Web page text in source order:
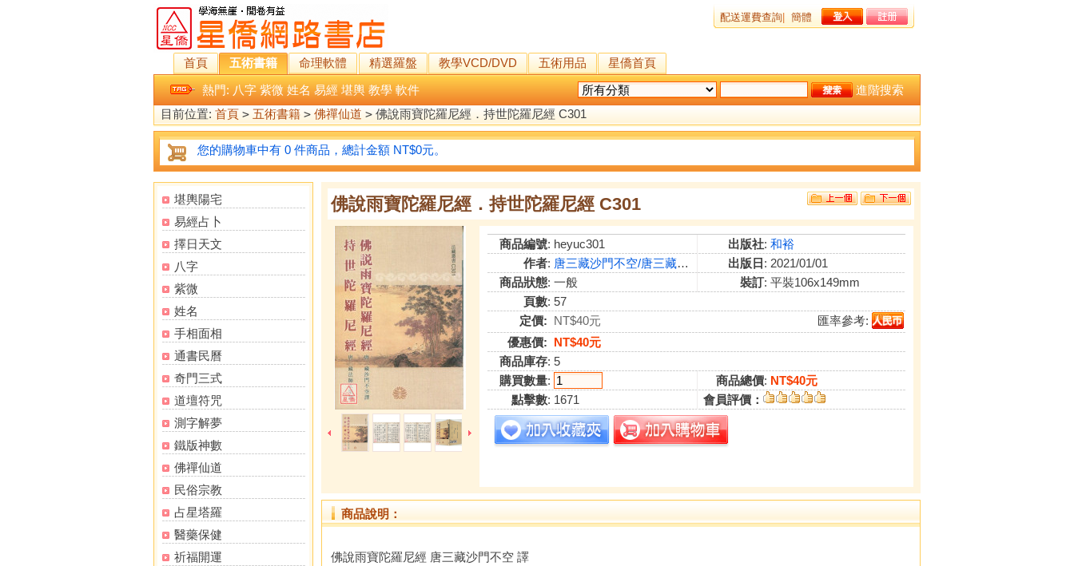
配送運費查詢 簡體
首頁 五術書籍 命理軟體 精選羅盤 教學VCD/DVD 五術用品
星僑首頁
熱門: 八字 紫微 姓名 易經 堪輿 教學 軟件
進階搜索
目前位置: 首頁 > 五術書籍 > 佛禪仙道 > 佛說雨寶陀羅尼經．持世陀羅尼經 C301
您的購物車中有 0 件商品，總計金額 NT$0元。
堪輿陽宅
易經占卜
擇日天文
八字
紫微
姓名
手相面相
通書民曆
奇門三式
道壇符咒
測字解夢
鐵版神數
佛禪仙道
民俗宗教
占星塔羅
醫藥保健
祈福開運
佛說雨寶陀羅尼經．持世陀羅尼經 C301
商品編號: heyuc301 出版社: 和裕
作者: 唐三藏沙門不空/唐三藏法師玄奘 譯 出版日 : 2021/01/01
商品狀態: 一般 裝訂: 平裝106x149mm
頁數: 57
定價: NT$40元
匯率參考:
優惠價: NT$40元
商品庫存: 5
購買數量: 商品總價: NT$40元
點擊數: 1671 會員評價：
商品說明：
佛說雨寶陀羅尼經 唐三藏沙門不空 譯